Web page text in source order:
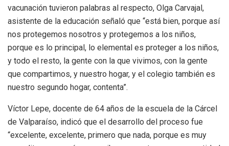
vacunación tuvieron palabras al respecto, Olga Carvajal,
asistente de la educación señaló que “está bien, porque así
nos protegemos nosotros y protegemos a los niños,
porque es lo principal, lo elemental es proteger a los niños,
y todo el resto, la gente con la que vivimos, con la gente
que compartimos, y nuestro hogar, y el colegio también es
nuestro segundo hogar, contenta”.
Víctor Lepe, docente de 64 años de la escuela de la Cárcel
de Valparaíso, indicó que el desarrollo del proceso fue
“excelente, excelente, primero que nada, porque es muy